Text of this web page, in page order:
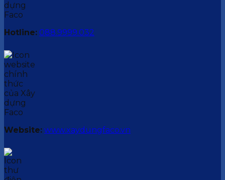
Hotline: 088.9999.032
Website: www.xaydungfaco.vn